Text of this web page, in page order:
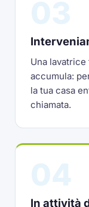
Una
accumula:
la tua casa
chiamata.
In attività